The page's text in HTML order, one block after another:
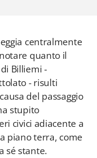
centralmente
quanto il
Billiemi -
- risulti
del passaggio
stupito
civici adiacente a
piano terra, come
sé stante.